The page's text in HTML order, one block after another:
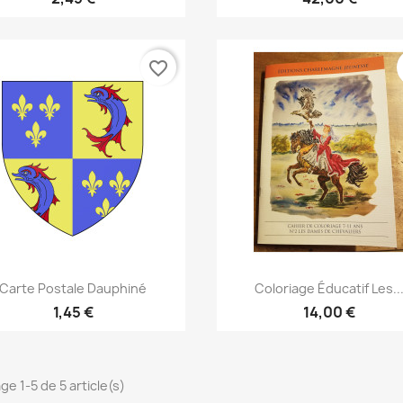
Aperçu rapide
Carte Postale Dauphiné
1,45 €
favorite_border
Aperçu rapide
Coloriage Éducatif Les...
14,00 €
1-5 de 5 article(s)